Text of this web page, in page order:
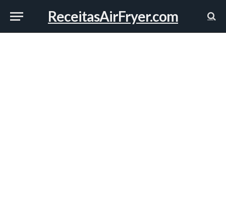
ReceitasAirFryer.com